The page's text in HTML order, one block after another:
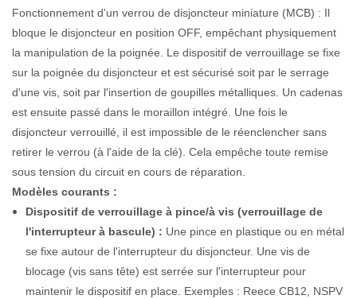
Fonctionnement d'un verrou de disjoncteur miniature (MCB) : Il
bloque le disjoncteur en position OFF, empêchant physiquement
la manipulation de la poignée. Le dispositif de verrouillage se fixe
sur la poignée du disjoncteur et est sécurisé soit par le serrage
d'une vis, soit par l'insertion de goupilles métalliques. Un cadenas
est ensuite passé dans le moraillon intégré. Une fois le
disjoncteur verrouillé, il est impossible de le réenclencher sans
retirer le verrou (à l'aide de la clé). Cela empêche toute remise
sous tension du circuit en cours de réparation.
Modèles courants :
Dispositif de verrouillage à pince/à vis (verrouillage de
l'interrupteur à bascule) : Une pince en plastique ou en métal
se fixe autour de l'interrupteur du disjoncteur. Une vis de
blocage (vis sans tête) est serrée sur l'interrupteur pour
maintenir le dispositif en place. Exemples : Reece CB12, NSPV